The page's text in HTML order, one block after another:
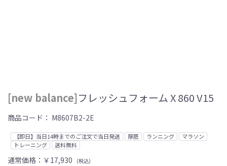
[new balance]フレッシュフォーム X 860 V15
商品コード： M8607B2-2E
【即日】当日14時までのご注文で当日発送 厚底 ランニング
マラソン
トレーニング
送料無料
通常価格： ￥17,930 (税込)